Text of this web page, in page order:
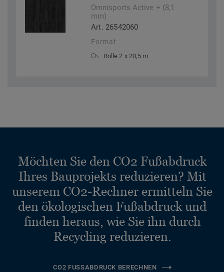
Omnisports Active + (8,1
mm)
Art. 26542060
Format
Rolle 2 x 20,5 m
Möchten Sie den CO2 Fußabdruck
Ihres Bauprojekts reduzieren? Mit
unserem CO2-Rechner ermitteln Sie
den ökologischen Fußabdruck und
finden heraus, wie Sie ihn durch
Recycling reduzieren.
CO2 FUSSABDRUCK BERECHNEN